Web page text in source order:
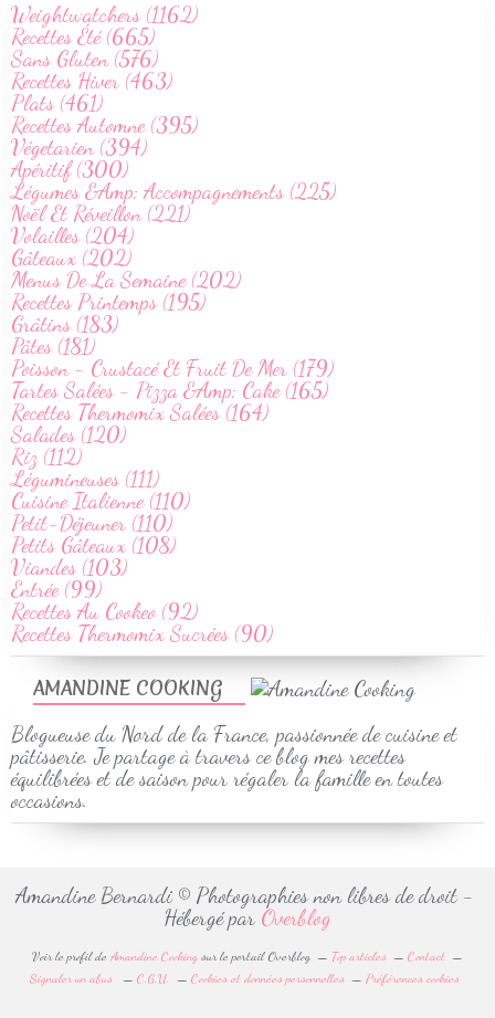
AMANDINE COOKING
Blogueuse du Nord de la France, passionnée de cuisine et
pâtisserie. Je partage à travers ce blog mes recettes
équilibrées et de saison pour régaler la famille en toutes
occasions.
Weightwatchers (1162)
Recettes Été (665)
Sans Gluten (576)
Recettes Hiver (463)
Plats (461)
Recettes Automne (395)
Végetarien (394)
Apéritif (300)
Légumes &Amp; Accompagnements (225)
Noël Et Réveillon (221)
Volailles (204)
Gâteaux (202)
Menus De La Semaine (202)
Recettes Printemps (195)
Grâtins (183)
Pâtes (181)
Poisson - Crustacé Et Fruit De Mer (179)
Tartes Salées - Pizza &Amp; Cake (165)
Recettes Thermomix Salées (164)
Salades (120)
Riz (112)
Légumineuses (111)
Cuisine Italienne (110)
Petit-Déjeuner (110)
Petits Gâteaux (108)
Viandes (103)
Entrée (99)
Recettes Au Cookeo (92)
Recettes Thermomix Sucrées (90)
Amandine Bernardi © Photographies non libres de droit -
Hébergé par Overblog
Voir le profil de Amandine Cooking sur le portail Overblog Top articles
Contact
Signaler un abus
C.G.U. Cookies et données personnelles Préférences cookies